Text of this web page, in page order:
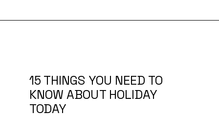
15 THINGS YOU NEED TO
KNOW ABOUT HOLIDAY
TODAY